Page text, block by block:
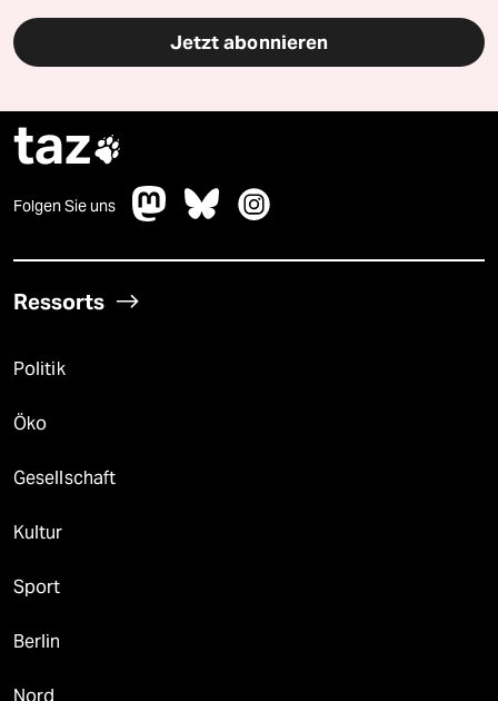
Jetzt abonnieren
taz
Folgen Sie uns
Ressorts
Politik
Öko
Gesellschaft
Kultur
Sport
Berlin
Nord